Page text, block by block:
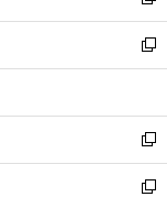
開
く
ウ
で
開
ン
ド
ウ
開
く
ウ
ィ
ン
ウ
で
開
く
し
い
ウ
ン
ド
ウ
で
新
し
ウ
ィ
ン
ド
新
し
い
新